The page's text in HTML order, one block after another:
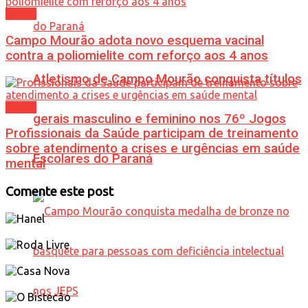
Atletismo de Campo Mourão conquista títulos
gerais masculino e feminino nos 76º Jogos
Escolares do Paraná
Campo Mourão adota novo esquema vacinal
contra a poliomielite com reforço aos 4 anos
Profissionais da Saúde participam de treinamento
sobre atendimento a crises e urgências em saúde
mental
Comente este post